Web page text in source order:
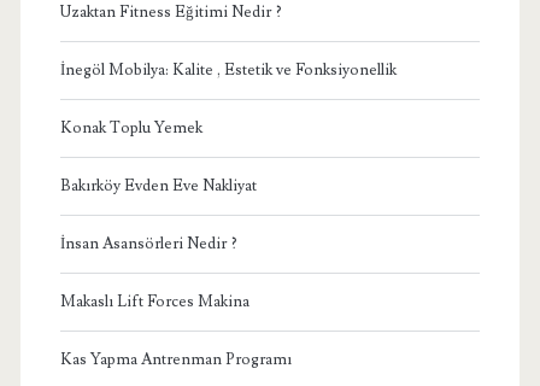
Uzaktan Fitness Eğitimi Nedir ?
İnegöl Mobilya: Kalite , Estetik ve Fonksiyonellik
Konak Toplu Yemek
Bakırköy Evden Eve Nakliyat
İnsan Asansörleri Nedir ?
Makaslı Lift Forces Makina
Kas Yapma Antrenman Programı